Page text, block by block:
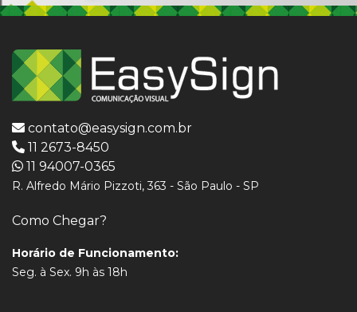
contato@easysign.com.br
11 2673-8450
11 94007-0365
R. Alfredo Mário Pizzoti, 363 - São Paulo - SP
Como Chegar?
Horário de Funcionamento:
Seg. à Sex. 9h às 18h